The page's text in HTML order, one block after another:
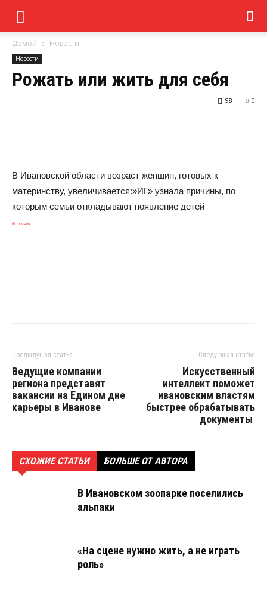
Домой Новости
Новости
Рожать или жить для себя
0
98
В Ивановской области возраст женщин, готовых к
материнству, увеличивается:»ИГ» узнала причины, по
которым семьи откладывают появление детей
Источник
Предыдущая статья
Ведущие компании
региона представят
вакансии на Едином дне
карьеры в Иванове
Следующая статья
Искусственный
интеллект поможет
ивановским властям
быстрее обрабатывать
документы
СХОЖИЕ СТАТЬИ БОЛЬШЕ ОТ АВТОРА
В Ивановском зоопарке поселились
альпаки
«На сцене нужно жить, а не играть
роль»